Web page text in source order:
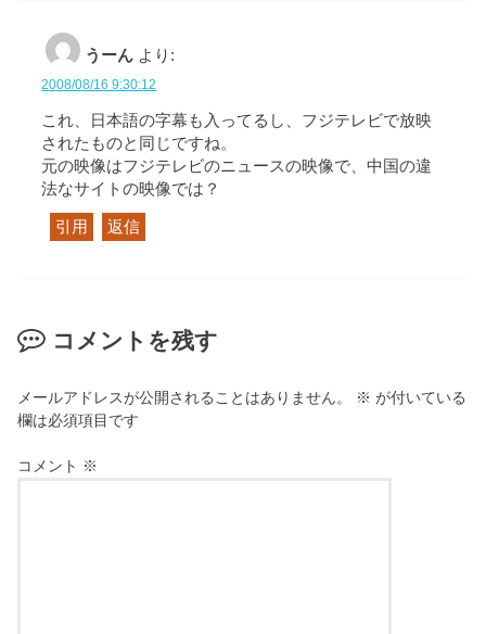
うーん より:
2008/08/16 9:30:12
これ、日本語の字幕も入ってるし、フジテレビで放映
されたものと同じですね。
元の映像はフジテレビのニュースの映像で、中国の違
法なサイトの映像では？
引用 返信
コメントを残す
メールアドレスが公開されることはありません。 ※ が付いている
欄は必須項目です
コメント ※